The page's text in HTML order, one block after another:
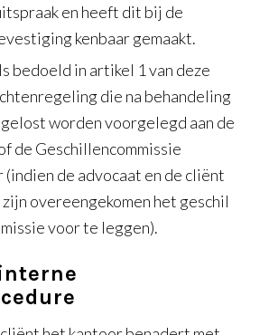
en heeft dit bij de
kenbaar gemaakt.
bedoeld in artikel 1 van deze
die na behandeling
worden voorgelegd aan de
de Geschillencommissie
(indien de advocaat en de cliënt
overeengekomen het geschil
voor te leggen).